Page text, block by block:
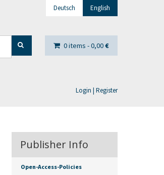
Deutsch English
0 items -0,00€
Login | Register
Publisher Info
Open-Access-Policies